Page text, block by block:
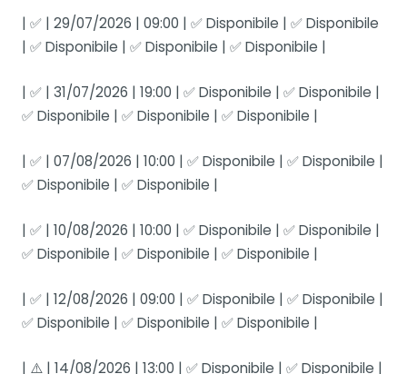
| ✅ | 29/07/2026 | 09:00 | ✅ Disponibile | ✅ Disponibile
| ✅ Disponibile | ✅ Disponibile | ✅ Disponibile |
| ✅ | 31/07/2026 | 19:00 | ✅ Disponibile | ✅ Disponibile |
✅ Disponibile | ✅ Disponibile | ✅ Disponibile |
| ✅ | 07/08/2026 | 10:00 | ✅ Disponibile | ✅ Disponibile |
✅ Disponibile | ✅ Disponibile |
| ✅ | 10/08/2026 | 10:00 | ✅ Disponibile | ✅ Disponibile |
✅ Disponibile | ✅ Disponibile | ✅ Disponibile |
| ✅ | 12/08/2026 | 09:00 | ✅ Disponibile | ✅ Disponibile |
✅ Disponibile | ✅ Disponibile | ✅ Disponibile |
| ⚠️ | 14/08/2026 | 13:00 | ✅ Disponibile | ✅ Disponibile |